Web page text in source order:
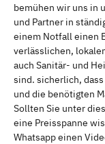
bemühen wir uns in
und Partner in
einem Notfall einen
verlässlichen,
auch Sanitär- und
sind. sicherlich,
und die benötigten
Sollten Sie unter
eine Preisspanne
Whatsapp einen